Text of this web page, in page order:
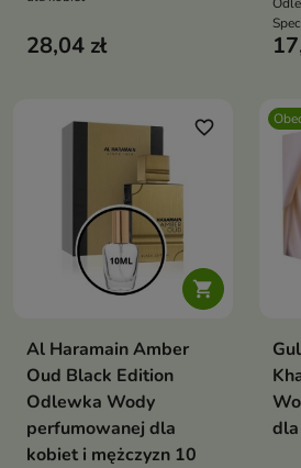
28,04 zł

favorite_border
Al Haramain Amber
Oud Black Edition
Odlewka Wody
perfumowanej dla
kobiet i mężczyzn 10